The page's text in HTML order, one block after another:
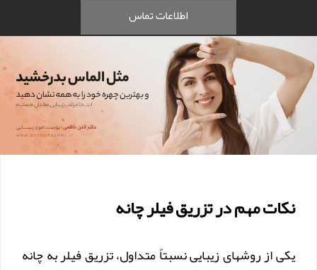
اطلاعات تماس
نکات مهم در تزریق فیلر چانه
یکی از روشهای زیبایی نسبتاً متداول، تزریق فیلر به چانه